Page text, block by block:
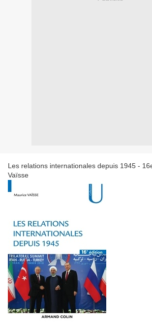
Les relations internationales depuis 1945 -
Vaïsse